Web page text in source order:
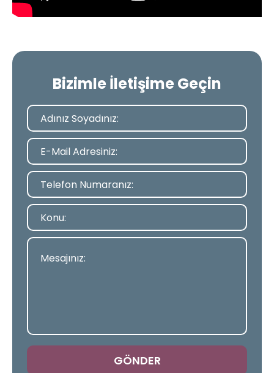
Bizimle İletişime Geçin
GÖNDER